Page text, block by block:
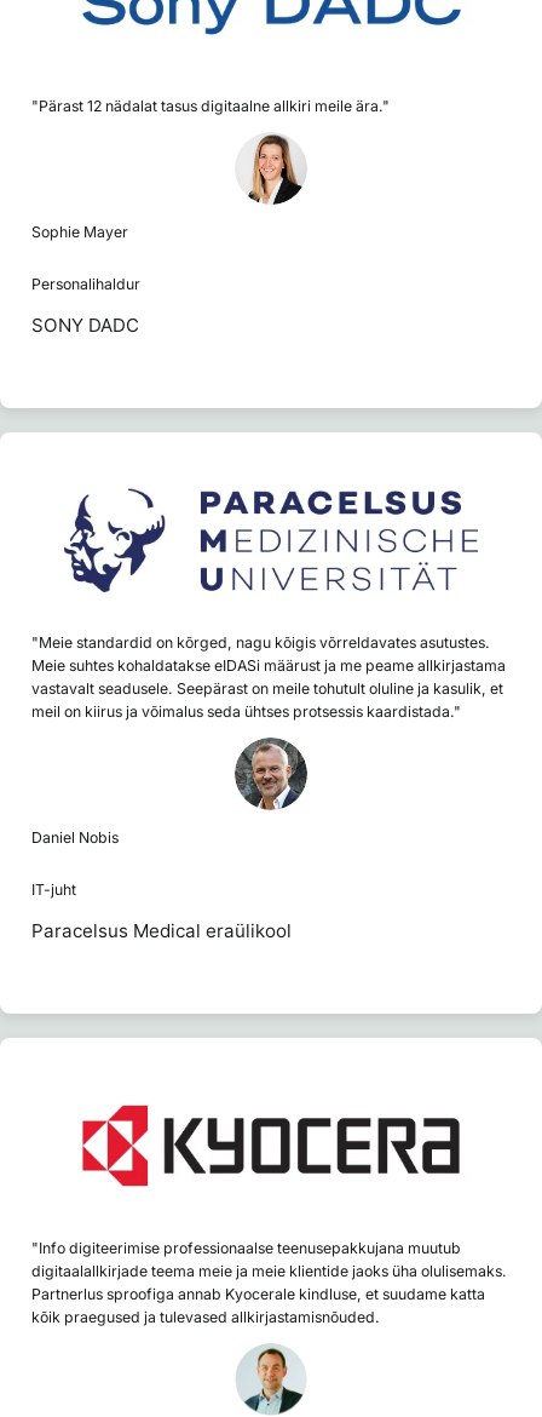
"Pärast 12 nädalat tasus digitaalne allkiri meile ära."
Sophie Mayer
Personalihaldur
SONY DADC
"Meie standardid on kõrged, nagu kõigis võrreldavates asutustes.
Meie suhtes kohaldatakse eIDASi määrust ja me peame allkirjastama
vastavalt seadusele. Seepärast on meile tohutult oluline ja kasulik, et
meil on kiirus ja võimalus seda ühtses protsessis kaardistada."
Daniel Nobis
IT-juht
Paracelsus Medical eraülikool
"Info digiteerimise professionaalse teenusepakkujana muutub
digitaalallkirjade teema meie ja meie klientide jaoks üha olulisemaks.
Partnerlus sproofiga annab Kyocerale kindluse, et suudame katta
kõik praegused ja tulevased allkirjastamisnõuded.